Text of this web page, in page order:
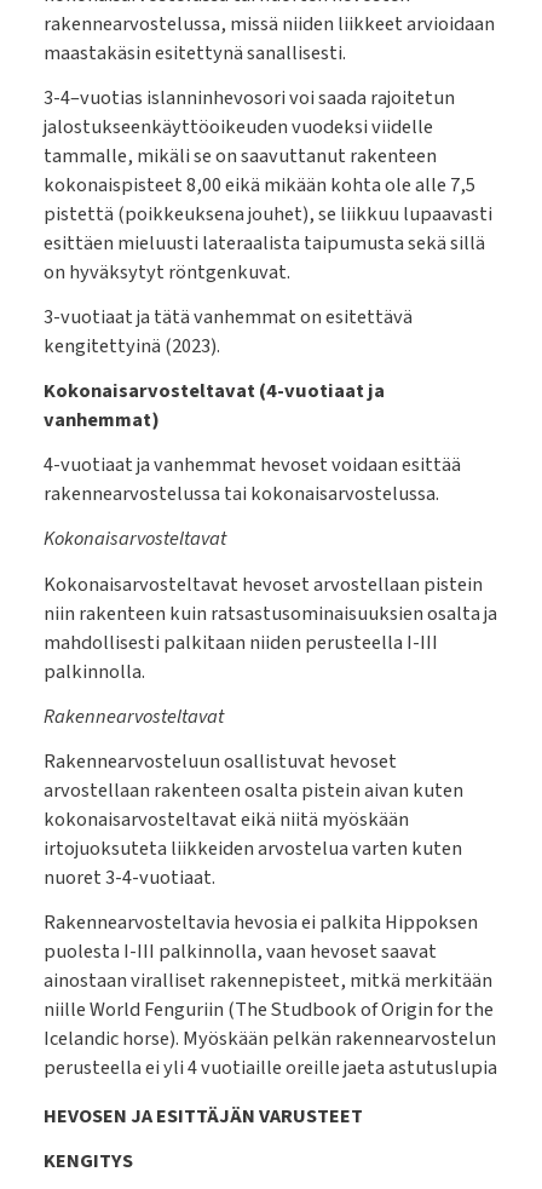
rakennearvostelussa, missä niiden liikkeet arvioidaan
maastakäsin esitettynä sanallisesti.
3-4–vuotias islanninhevosori voi saada rajoitetun
jalostukseenkäyttöoikeuden vuodeksi viidelle
tammalle, mikäli se on saavuttanut rakenteen
kokonaispisteet 8,00 eikä mikään kohta ole alle 7,5
pistettä (poikkeuksena jouhet), se liikkuu lupaavasti
esittäen mieluusti lateraalista taipumusta sekä sillä
on hyväksytyt röntgenkuvat.
3-vuotiaat ja tätä vanhemmat on esitettävä
kengitettyinä (2023).
Kokonaisarvosteltavat (4-vuotiaat ja
vanhemmat)
4-vuotiaat ja vanhemmat hevoset voidaan esittää
rakennearvostelussa tai kokonaisarvostelussa.
Kokonaisarvosteltavat
Kokonaisarvosteltavat hevoset arvostellaan pistein
niin rakenteen kuin ratsastusominaisuuksien osalta ja
mahdollisesti palkitaan niiden perusteella I-III
palkinnolla.
Rakennearvosteltavat
Rakennearvosteluun osallistuvat hevoset
arvostellaan rakenteen osalta pistein aivan kuten
kokonaisarvosteltavat eikä niitä myöskään
irtojuoksuteta liikkeiden arvostelua varten kuten
nuoret 3-4-vuotiaat.
Rakennearvosteltavia hevosia ei palkita Hippoksen
puolesta I-III palkinnolla, vaan hevoset saavat
ainostaan viralliset rakennepisteet, mitkä merkitään
niille World Fenguriin (The Studbook of Origin for the
Icelandic horse). Myöskään pelkän rakennearvostelun
perusteella ei yli 4 vuotiaille oreille jaeta astutuslupia
HEVOSEN JA ESITTÄJÄN VARUSTEET
KENGITYS